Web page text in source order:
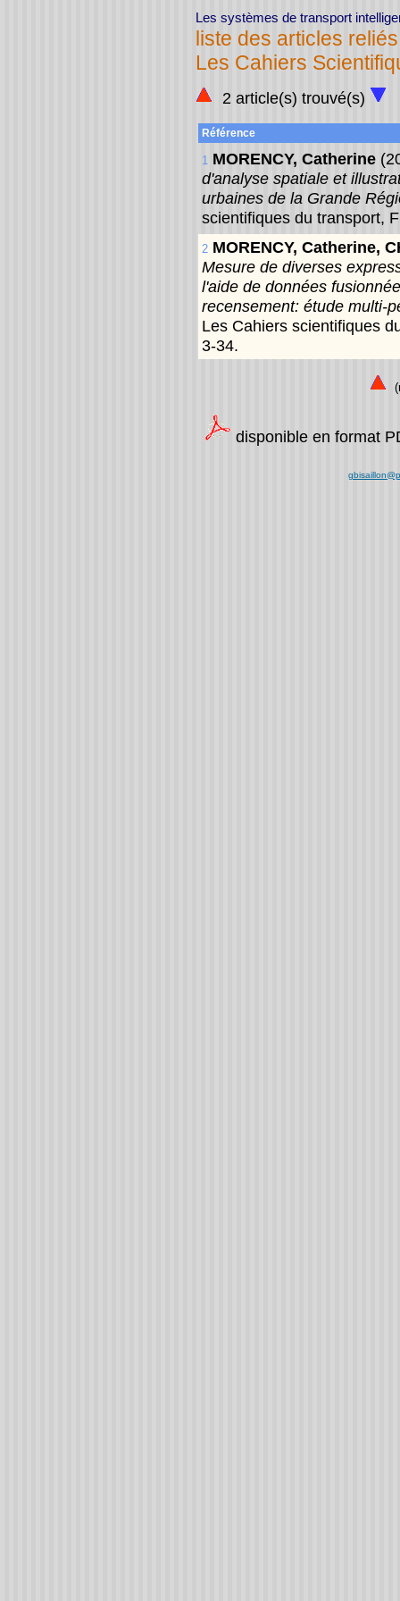
Les systèmes de transport
liste des articles
Les Cahiers
2 article(s) trouvé(s)
Référence
1 MORENCY, Catherine
d'analyse spatiale et
urbaines de la Grande
scientifiques du transport,
2 MORENCY, Catherine,
Mesure de diverses
l'aide de données
recensement: étude multi-
Les Cahiers scientifiques
3-34.
disponible en format